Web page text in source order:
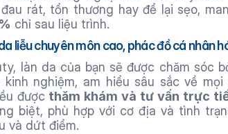
rát, tổn thương hay để lại sẹo,
chỉ sau liệu trình.
liễu chuyên môn cao, phác đồ cá nhân
làn da của bạn sẽ được chăm sóc
kinh nghiệm, am hiểu sâu sắc về
được thăm khám và tư vấn trực
biệt, phù hợp với cơ địa và tình
và dứt điểm.